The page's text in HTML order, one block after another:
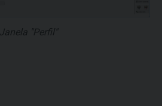
Janela "Perfil"